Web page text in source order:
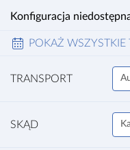
Konfiguracja
POKAŻ WSZYSTKIE
TRANSPORT
SKĄD